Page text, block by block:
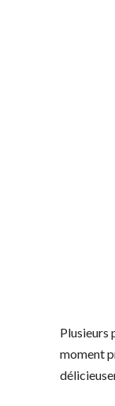
Plusieurs
moment